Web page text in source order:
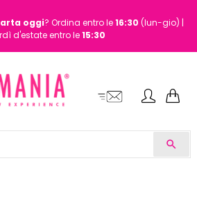
oggi? Ordina entro le16:30 (lun-gio) |
d'estate entro le15:30
search